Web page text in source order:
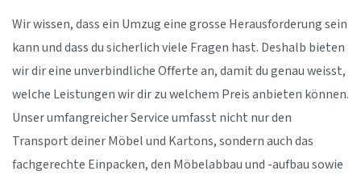
Wir wissen, dass ein Umzug eine grosse Herausforderung sein
kann und dass du sicherlich viele Fragen hast. Deshalb bieten
wir dir eine unverbindliche Offerte an, damit du genau weisst,
welche Leistungen wir dir zu welchem Preis anbieten können.
Unser umfangreicher Service umfasst nicht nur den
Transport deiner Möbel und Kartons, sondern auch das
fachgerechte Einpacken, den Möbelabbau und -aufbau sowie